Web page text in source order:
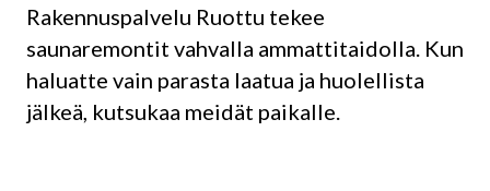
Rakennuspalvelu Ruottu tekee
saunaremontit vahvalla ammattitaidolla. Kun
haluatte vain parasta laatua ja huolellista
jälkeä, kutsukaa meidät paikalle.